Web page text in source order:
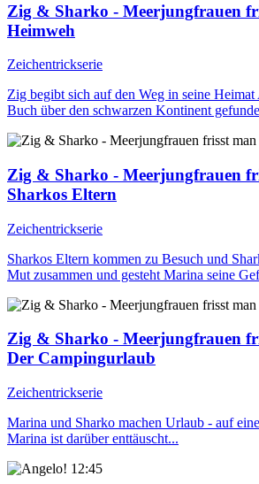
Zig & Sharko - Meerjungfrauen
Heimweh
Zeichentrickserie
Zig begibt sich auf den Weg in seine
Buch über den schwarzen Kontinent
Zig & Sharko - Meerjungfrauen
Sharkos Eltern
Zeichentrickserie
Sharkos Eltern kommen zu Besuch und
Mut zusammen und gesteht Marina seine
Zig & Sharko - Meerjungfrauen
Der Campingurlaub
Zeichentrickserie
Marina und Sharko machen Urlaub - auf
Marina ist darüber enttäuscht...
12:45